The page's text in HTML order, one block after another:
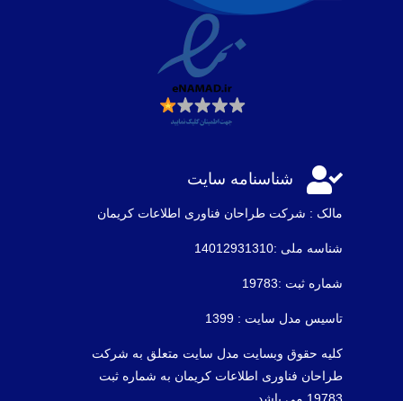
 شناسنامه سایت
مالک : شرکت طراحان فناوری اطلاعات كريمان
شناسه ملی :14012931310
شماره ثبت :19783
تاسیس مدل سایت : 1399
کلیه حقوق وبسایت مدل سایت متعلق به شرکت
طراحان فناوری اطلاعات کریمان به شماره ثبت